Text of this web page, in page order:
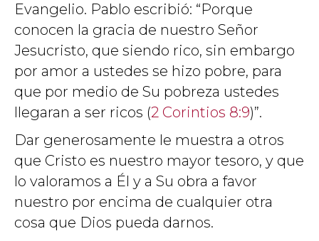
Evangelio. Pablo escribió: “Porque
conocen la gracia de nuestro Señor
Jesucristo, que siendo rico, sin embargo
por amor a ustedes se hizo pobre, para
que por medio de Su pobreza ustedes
llegaran a ser ricos (2 Corintios 8:9)”.
Dar generosamente le muestra a otros
que Cristo es nuestro mayor tesoro, y que
lo valoramos a Él y a Su obra a favor
nuestro por encima de cualquier otra
cosa que Dios pueda darnos.